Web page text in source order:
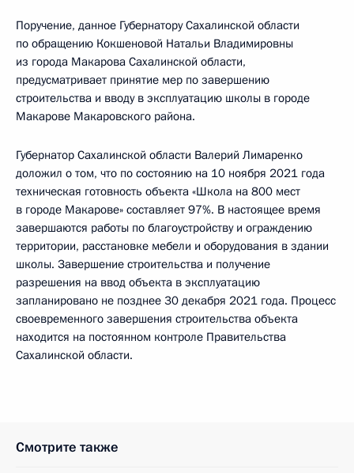
Поручение, данное Губернатору Сахалинской области
по обращению Кокшеновой Натальи Владимировны
из города Макарова Сахалинской области,
предусматривает принятие мер по завершению
строительства и вводу в эксплуатацию школы в городе
Макарове Макаровского района.
Губернатор Сахалинской области Валерий Лимаренко
доложил о том, что по состоянию на 10 ноября 2021 года
техническая готовность объекта «Школа на 800 мест
в городе Макарове» составляет 97%. В настоящее время
завершаются работы по благоустройству и ограждению
территории, расстановке мебели и оборудования в здании
школы. Завершение строительства и получение
разрешения на ввод объекта в эксплуатацию
запланировано не позднее 30 декабря 2021 года. Процесс
своевременного завершения строительства объекта
находится на постоянном контроле Правительства
Сахалинской области.
Смотрите также